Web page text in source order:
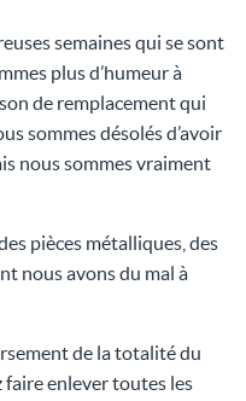
semaines qui se sont
plus d’humeur à
de remplacement qui
sommes désolés d’avoir
nous sommes vraiment
pièces métalliques, des
nous avons du mal à
de la totalité du
faire enlever toutes les